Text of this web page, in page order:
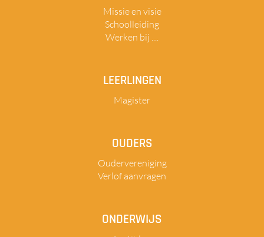
Missie en visie
Schoolleiding
Werken bij ....
LEERLINGEN
Magister
OUDERS
Oudervereniging
Verlof aanvragen
ONDERWIJS